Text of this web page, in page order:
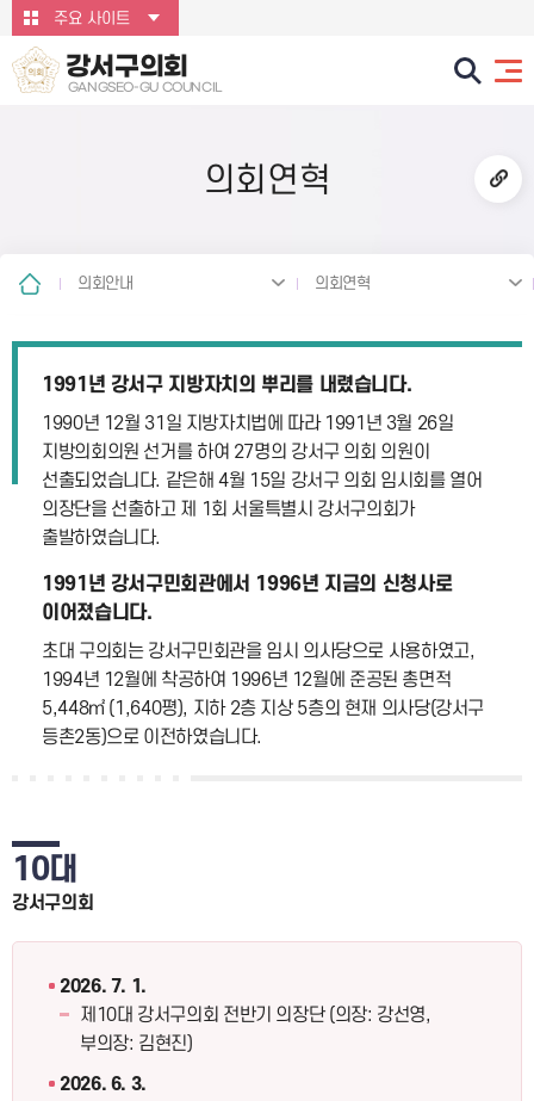
본문바로가기주요 사이트
강서구의회
GANGSEO-GU COUNCIL
의회연혁
의회안내 의회연혁
1991년 강서구 지방자치의 뿌리를 내렸습니다.
1990년 12월 31일 지방자치법에 따라 1991년 3월 26일
지방의회의원 선거를 하여 27명의 강서구 의회 의원이
선출되었습니다. 같은해 4월 15일 강서구 의회 임시회를 열어
의장단을 선출하고 제 1회 서울특별시 강서구의회가
출발하였습니다.
1991년 강서구민회관에서 1996년 지금의 신청사로
이어졌습니다.
초대 구의회는 강서구민회관을 임시 의사당으로 사용하였고,
1994년 12월에 착공하여 1996년 12월에 준공된 총면적
5,448㎡ (1,640평), 지하 2층 지상 5층의 현재 의사당(강서구
등촌2동)으로 이전하였습니다.
10대
강서구의회
2026. 7. 1.
제10대 강서구의회 전반기 의장단 (의장: 강선영,
부의장: 김현진)
2026. 6. 3.